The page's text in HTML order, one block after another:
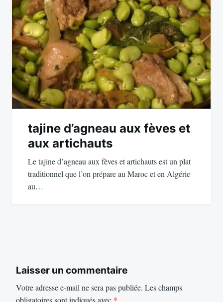
tajine d’agneau aux fèves et
aux artichauts
Le tajine d’agneau aux fèves et artichauts est un plat
traditionnel que l’on prépare au Maroc et en Algérie
au…
Laisser un commentaire
Votre adresse e-mail ne sera pas publiée. Les champs
obligatoires sont indiqués avec *